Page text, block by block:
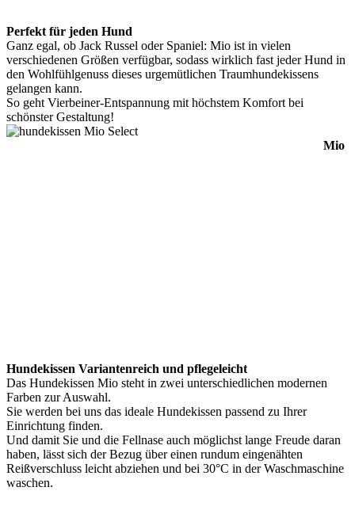
Perfekt für jeden Hund
Ganz egal, ob Jack Russel oder Spaniel: Mio ist in vielen
verschiedenen Größen verfügbar, sodass wirklich fast jeder Hund in
den Wohlfühlgenuss dieses urgemütlichen Traumhundekissens
gelangen kann.
So geht Vierbeiner-Entspannung mit höchstem Komfort bei
schönster Gestaltung!
Mio
Hundekissen Variantenreich und pflegeleicht
Das Hundekissen Mio steht in zwei unterschiedlichen modernen
Farben zur Auswahl.
Sie werden bei uns das ideale Hundekissen passend zu Ihrer
Einrichtung finden.
Und damit Sie und die Fellnase auch möglichst lange Freude daran
haben, lässt sich der Bezug über einen rundum eingenähten
Reißverschluss leicht abziehen und bei 30°C in der Waschmaschine
waschen.